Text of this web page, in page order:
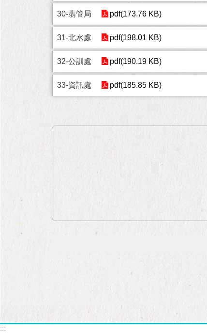
30-翡管局 pdf(173.76 KB)
31-北水處 pdf(198.01 KB)
32-公訓處 pdf(190.19 KB)
33-資訊處 pdf(185.85 KB)
:::